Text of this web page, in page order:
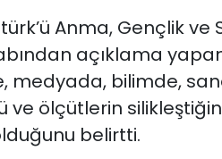
Anma, Gençlik
açıklama
medyada, bilimde,
ve ölçütlerin
belirtti.